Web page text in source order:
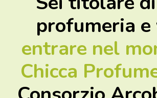
profumeria e
entrare nel
Chicca